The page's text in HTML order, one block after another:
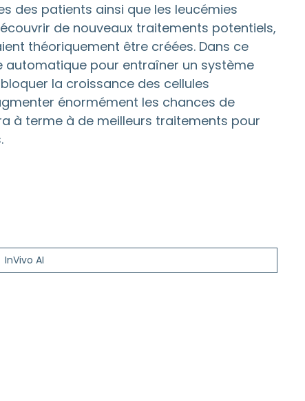
des patients ainsi que les leucémies
de nouveaux traitements potentiels,
théoriquement être créées. Dans ce
pour entraîner un système
la croissance des cellules
énormément les chances de
à terme à de meilleurs traitements pour
InVivo AI